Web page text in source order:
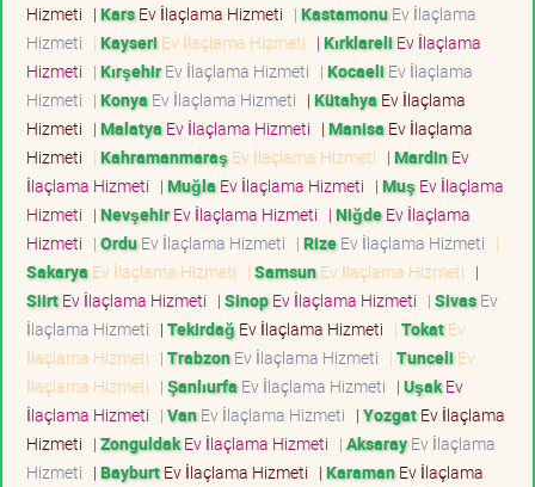
Hizmeti | KarsEv İlaçlama Hizmeti | KastamonuEv İlaçlama
Hizmeti | Kayseri Ev İlaçlama Hizmeti | Kırklareli Ev İlaçlama
Hizmeti | KırşehirEv İlaçlama Hizmeti | Kocaeli Ev İlaçlama
Hizmeti | Konya Ev İlaçlama Hizmeti | Kütahya Ev İlaçlama
Hizmeti | Malatya Ev İlaçlama Hizmeti | Manisa Ev İlaçlama
Hizmeti | Kahramanmaraş Ev İlaçlama Hizmeti | MardinEv
İlaçlama Hizmeti | Muğla Ev İlaçlama Hizmeti | Muş Ev İlaçlama
Hizmeti | NevşehirEv İlaçlama Hizmeti | NiğdeEv İlaçlama
Hizmeti | OrduEv İlaçlama Hizmeti | RizeEv İlaçlama Hizmeti |
Sakarya Ev İlaçlama Hizmeti | SamsunEv İlaçlama Hizmeti |
SiirtEv İlaçlama Hizmeti | SinopEv İlaçlama Hizmeti | SivasEv
İlaçlama Hizmeti | Tekirdağ Ev İlaçlama Hizmeti | TokatEv
İlaçlama Hizmeti | TrabzonEv İlaçlama Hizmeti | Tunceli Ev
İlaçlama Hizmeti | Şanlıurfa Ev İlaçlama Hizmeti | UşakEv
İlaçlama Hizmeti | VanEv İlaçlama Hizmeti | YozgatEv İlaçlama
Hizmeti | ZonguldakEv İlaçlama Hizmeti | AksarayEv İlaçlama
Hizmeti | BayburtEv İlaçlama Hizmeti | KaramanEv İlaçlama